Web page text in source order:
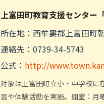
上富田町教育支援センター
所在地：西牟婁郡上富田町
連絡先：0739-34-5743
公式： http://
対象は上富田町立小・中学校に
習や体験活動を実施。開室：